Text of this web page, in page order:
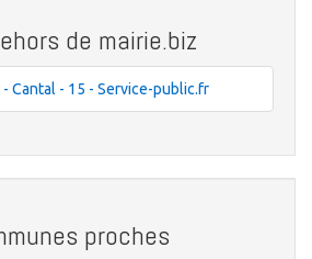
de mairie.biz
Cantal - 15 - Service-public.fr
proches